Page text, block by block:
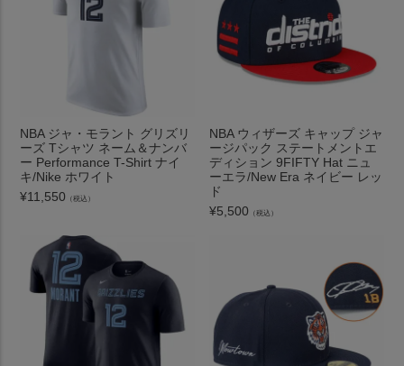
NBA ジャ・モラント グリズリ
ーズ Tシャツ ネーム＆ナンバ
ー Performance T-Shirt ナイ
キ/Nike ホワイト
¥11,550 （税込）
NBA ウィザーズ キャップ ジャ
ージパック ステートメントエ
ディション 9FIFTY Hat ニュ
ーエラ/New Era ネイビー レッ
ド
¥5,500 （税込）